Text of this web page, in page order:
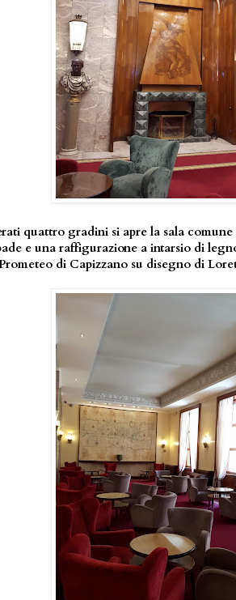
quattro gradini si apre la sala
e una raffigurazione a intarsio di
di Capizzano su disegno di